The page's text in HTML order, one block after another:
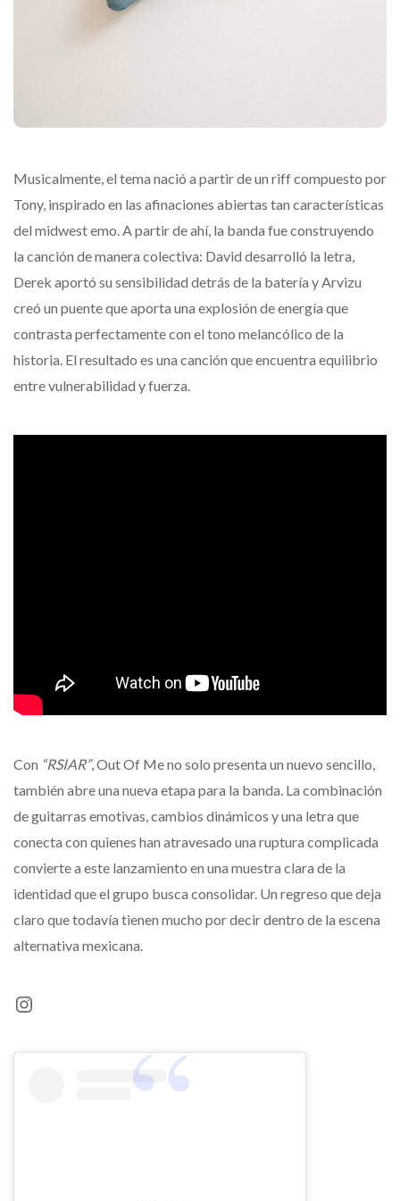
Musicalmente, el tema nació a partir de un riff compuesto por
Tony, inspirado en las afinaciones abiertas tan características
del midwest emo. A partir de ahí, la banda fue construyendo
la canción de manera colectiva: David desarrolló la letra,
Derek aportó su sensibilidad detrás de la batería y Arvizu
creó un puente que aporta una explosión de energía que
contrasta perfectamente con el tono melancólico de la
historia. El resultado es una canción que encuentra equilibrio
entre vulnerabilidad y fuerza.
Con “RSIAR”, Out Of Me no solo presenta un nuevo sencillo,
también abre una nueva etapa para la banda. La combinación
de guitarras emotivas, cambios dinámicos y una letra que
conecta con quienes han atravesado una ruptura complicada
convierte a este lanzamiento en una muestra clara de la
identidad que el grupo busca consolidar. Un regreso que deja
claro que todavía tienen mucho por decir dentro de la escena
alternativa mexicana.
Instagram